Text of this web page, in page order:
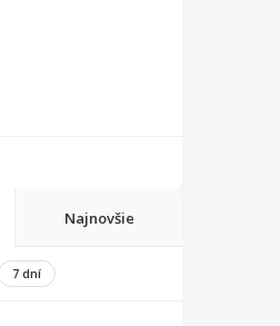
Najnovšie
7 dní